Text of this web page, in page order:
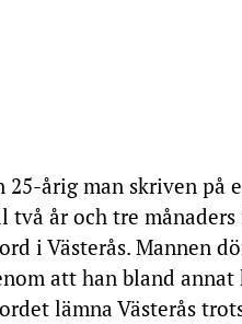
25-årig man skriven på
två år och tre
i Västerås. Mannen
att han bland
lämna Västerås